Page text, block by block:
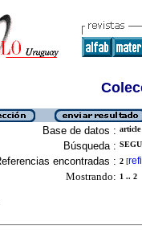
Base de datos : article
Búsqueda :
encontradas : 2 [
Mostrando: 1 .. 2